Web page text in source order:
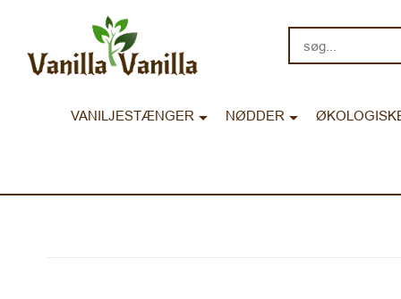
VANILJESTÆNGER NØDDER